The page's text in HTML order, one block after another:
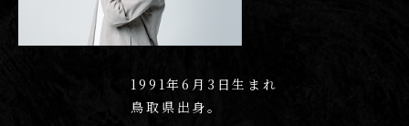
1991年6月3日生まれ
鳥取県出身。